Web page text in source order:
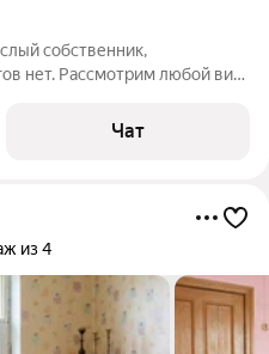
собственник,
нет. Рассмотрим любой вид
Чат
из 4